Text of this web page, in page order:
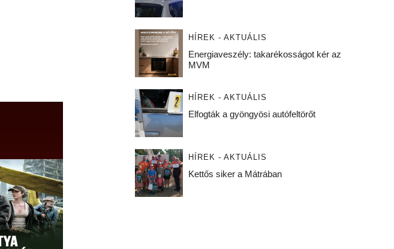
HÍREK - AKTUÁLIS
Energiaveszély: takarékosságot kér az
MVM
HÍREK - AKTUÁLIS
Elfogták a gyöngyösi autófeltörőt
HÍREK - AKTUÁLIS
Kettős siker a Mátrában